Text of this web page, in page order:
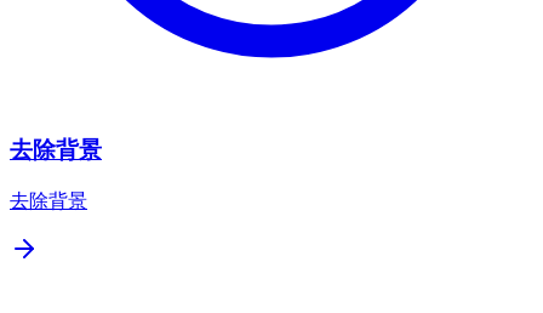
去除背景
去除背景